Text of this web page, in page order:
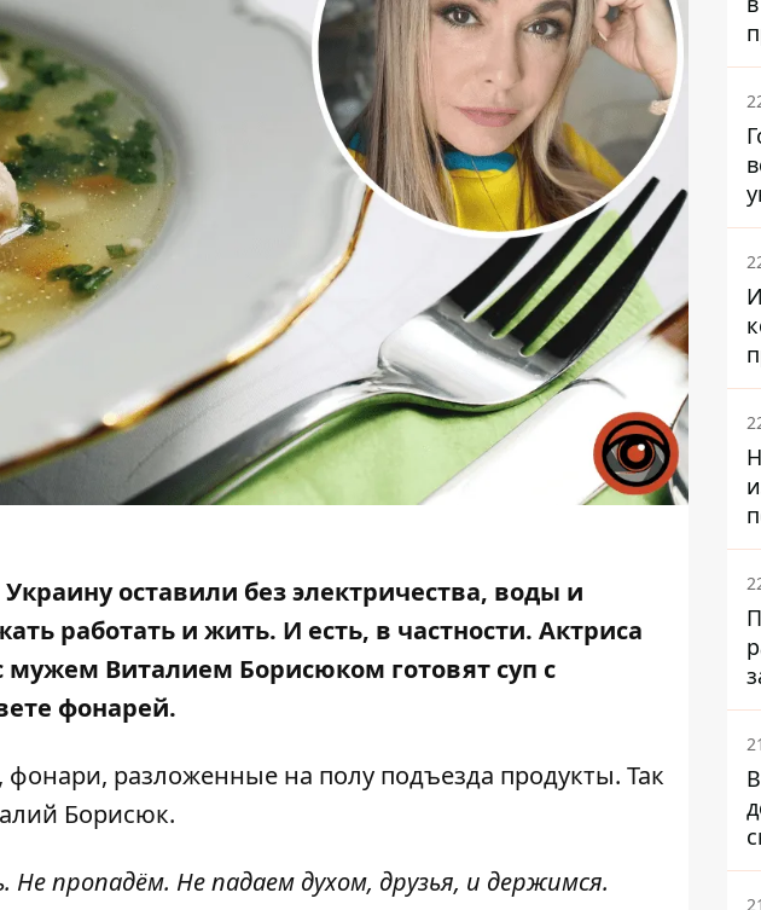
оставили без электричества, воды и
работать и жить. И есть, в частности. Актриса
мужем Виталием Борисюком готовят суп с
фонарей.
фонари, разложенные на полу подъезда продукты. Так
Борисюк.
Не пропадём. Не падаем духом, друзья, и держимся.